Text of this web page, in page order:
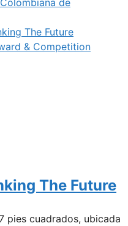
de
The Future
& Competition
The Future
pies cuadrados, ubicada